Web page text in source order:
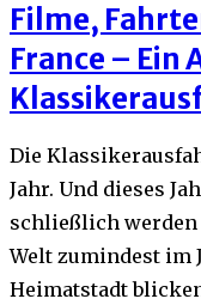
Filme,
France – Ein
Die
Jahr. Und dieses
schließlich werden
Welt zumindest im
Heimatstadt